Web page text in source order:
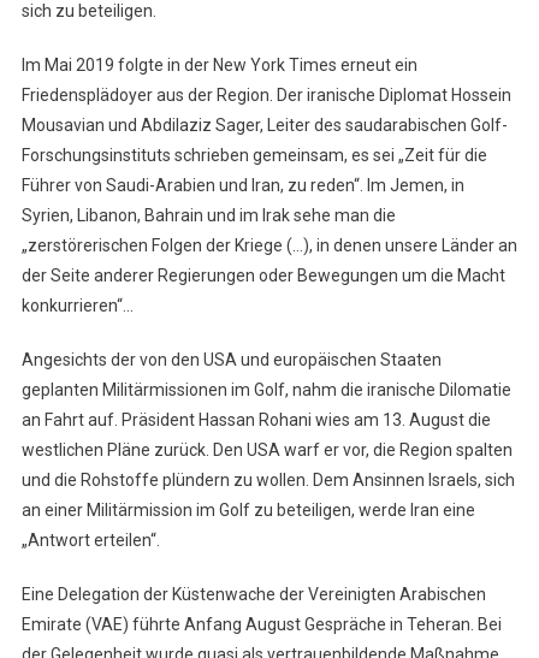
sich zu beteiligen.
Im Mai 2019 folgte in der New York Times erneut ein
Friedensplädoyer aus der Region. Der iranische Diplomat Hossein
Mousavian und Abdilaziz Sager, Leiter des saudarabischen Golf-
Forschungsinstituts schrieben gemeinsam, es sei „Zeit für die
Führer von Saudi-Arabien und Iran, zu reden“. Im Jemen, in
Syrien, Libanon, Bahrain und im Irak sehe man die
„zerstörerischen Folgen der Kriege (…), in denen unsere Länder an
der Seite anderer Regierungen oder Bewegungen um die Macht
konkurrieren“…
Angesichts der von den USA und europäischen Staaten
geplanten Militärmissionen im Golf, nahm die iranische Dilomatie
an Fahrt auf. Präsident Hassan Rohani wies am 13. August die
westlichen Pläne zurück. Den USA warf er vor, die Region spalten
und die Rohstoffe plündern zu wollen. Dem Ansinnen Israels, sich
an einer Militärmission im Golf zu beteiligen, werde Iran eine
„Antwort erteilen“.
Eine Delegation der Küstenwache der Vereinigten Arabischen
Emirate (VAE) führte Anfang August Gespräche in Teheran. Bei